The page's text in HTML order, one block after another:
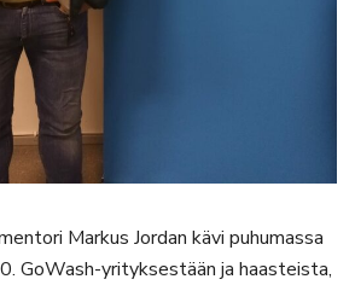
Markus Jordan kävi puhumassa
GoWash-yrityksestään ja haasteista,